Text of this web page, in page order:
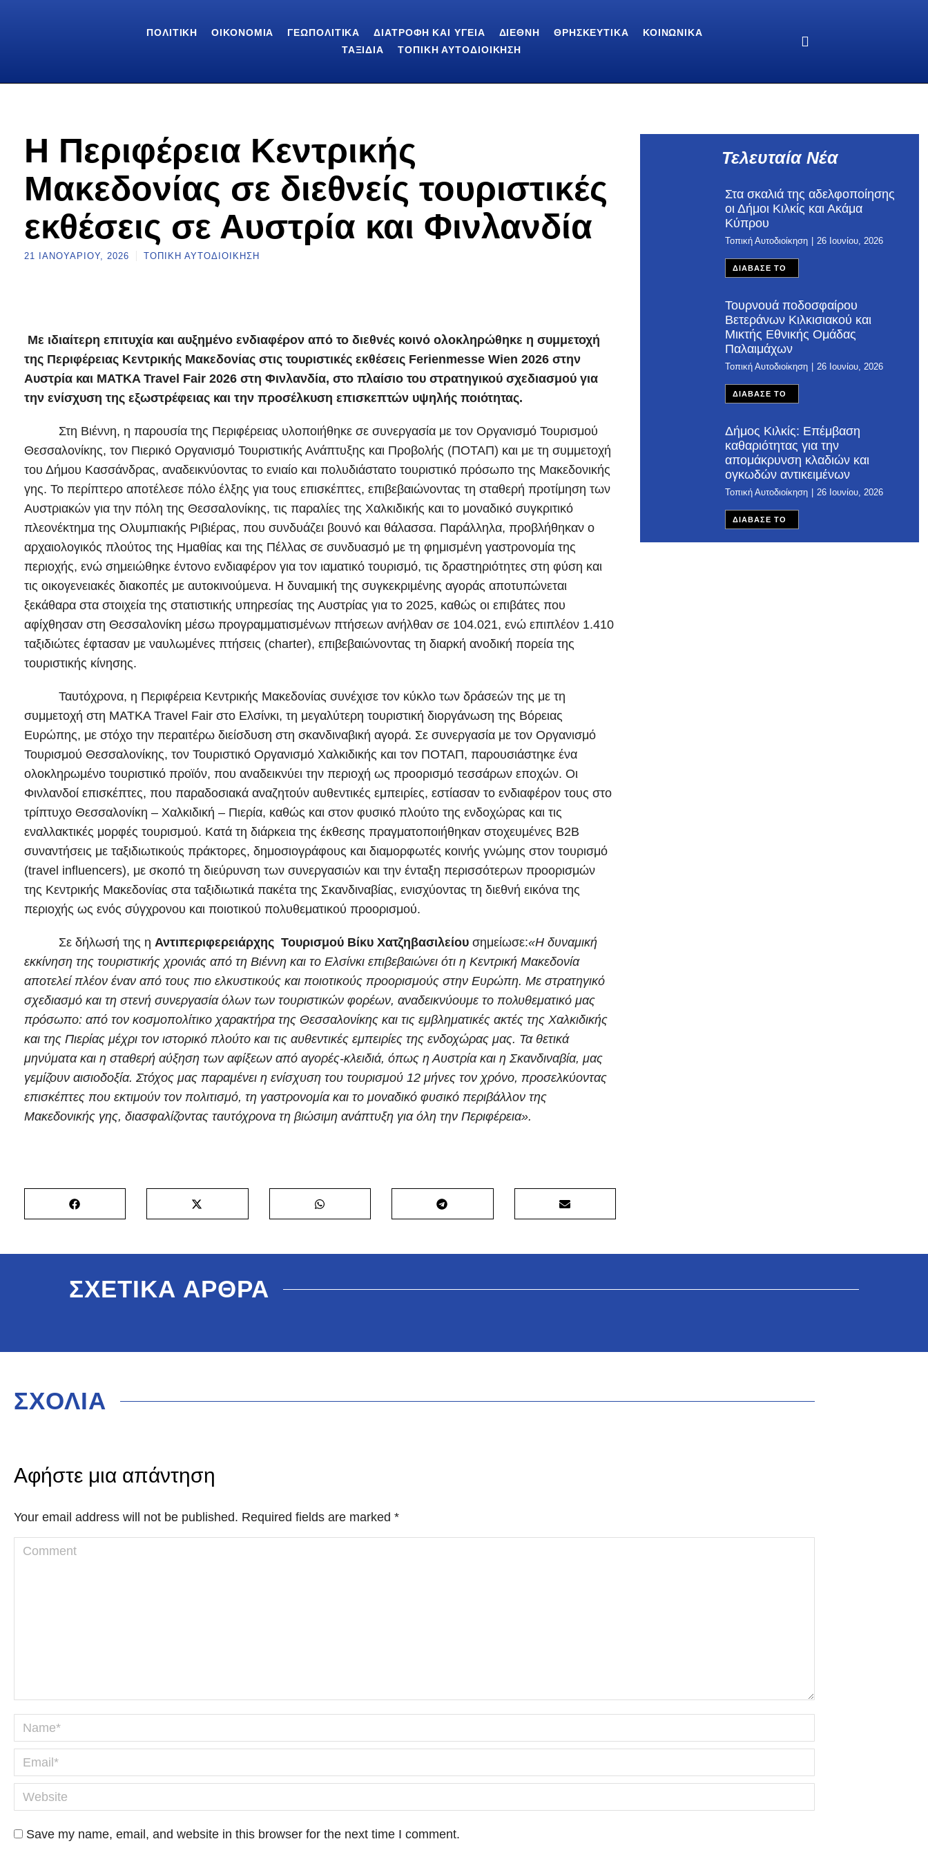
ΠΟΛΙΤΙΚΉ ΟΙΚΟΝΟΜΊΑ ΓΕΩΠΟΛΙΤΙΚΆ ΔΙΑΤΡΟΦΉ ΚΑΙ ΥΓΕΊΑ ΔΙΕΘΝΉ ΘΡΗΣΚΕΥΤΙΚΆ
ΚΟΙΝΩΝΙΚΆ
ΤΑΞΊΔΙΑ
ΤΟΠΙΚΉ ΑΥΤΟΔΙΟΊΚΗΣΗ
Η Περιφέρεια Κεντρικής
Μακεδονίας σε διεθνείς τουριστικές
εκθέσεις σε Αυστρία και Φινλανδία
21 ΙΑΝΟΥΑΡΊΟΥ, 2026 ΤΟΠΙΚΉ ΑΥΤΟΔΙΟΊΚΗΣΗ
Με ιδιαίτερη επιτυχία και αυξημένο ενδιαφέρον από το διεθνές κοινό ολοκληρώθηκε η συμμετοχή
της Περιφέρειας Κεντρικής Μακεδονίας στις τουριστικές εκθέσεις Ferienmesse Wien 2026 στην
Αυστρία και MATKA Travel Fair 2026 στη Φινλανδία, στο πλαίσιο του στρατηγικού σχεδιασμού για
την ενίσχυση της εξωστρέφειας και την προσέλκυση επισκεπτών υψηλής ποιότητας.
Στη Βιέννη, η παρουσία της Περιφέρειας υλοποιήθηκε σε συνεργασία με τον Οργανισμό Τουρισμού
Θεσσαλονίκης, τον Πιερικό Οργανισμό Τουριστικής Ανάπτυξης και Προβολής (ΠΟΤΑΠ) και με τη συμμετοχή
του Δήμου Κασσάνδρας, αναδεικνύοντας το ενιαίο και πολυδιάστατο τουριστικό πρόσωπο της Μακεδονικής
γης. Το περίπτερο αποτέλεσε πόλο έλξης για τους επισκέπτες, επιβεβαιώνοντας τη σταθερή προτίμηση των
Αυστριακών για την πόλη της Θεσσαλονίκης, τις παραλίες της Χαλκιδικής και το μοναδικό συγκριτικό
πλεονέκτημα της Ολυμπιακής Ριβιέρας, που συνδυάζει βουνό και θάλασσα. Παράλληλα, προβλήθηκαν ο
αρχαιολογικός πλούτος της Ημαθίας και της Πέλλας σε συνδυασμό με τη φημισμένη γαστρονομία της
περιοχής, ενώ σημειώθηκε έντονο ενδιαφέρον για τον ιαματικό τουρισμό, τις δραστηριότητες στη φύση και
τις οικογενειακές διακοπές με αυτοκινούμενα. Η δυναμική της συγκεκριμένης αγοράς αποτυπώνεται
ξεκάθαρα στα στοιχεία της στατιστικής υπηρεσίας της Αυστρίας για το 2025, καθώς οι επιβάτες που
αφίχθησαν στη Θεσσαλονίκη μέσω προγραμματισμένων πτήσεων ανήλθαν σε 104.021, ενώ επιπλέον 1.410
ταξιδιώτες έφτασαν με ναυλωμένες πτήσεις (charter), επιβεβαιώνοντας τη διαρκή ανοδική πορεία της
τουριστικής κίνησης.
Ταυτόχρονα, η Περιφέρεια Κεντρικής Μακεδονίας συνέχισε τον κύκλο των δράσεών της με τη
συμμετοχή στη MATKA Travel Fair στο Ελσίνκι, τη μεγαλύτερη τουριστική διοργάνωση της Βόρειας
Ευρώπης, με στόχο την περαιτέρω διείσδυση στη σκανδιναβική αγορά. Σε συνεργασία με τον Οργανισμό
Τουρισμού Θεσσαλονίκης, τον Τουριστικό Οργανισμό Χαλκιδικής και τον ΠΟΤΑΠ, παρουσιάστηκε ένα
ολοκληρωμένο τουριστικό προϊόν, που αναδεικνύει την περιοχή ως προορισμό τεσσάρων εποχών. Οι
Φινλανδοί επισκέπτες, που παραδοσιακά αναζητούν αυθεντικές εμπειρίες, εστίασαν το ενδιαφέρον τους στο
τρίπτυχο Θεσσαλονίκη – Χαλκιδική – Πιερία, καθώς και στον φυσικό πλούτο της ενδοχώρας και τις
εναλλακτικές μορφές τουρισμού. Κατά τη διάρκεια της έκθεσης πραγματοποιήθηκαν στοχευμένες B2B
συναντήσεις με ταξιδιωτικούς πράκτορες, δημοσιογράφους και διαμορφωτές κοινής γνώμης στον τουρισμό
(travel influencers), με σκοπό τη διεύρυνση των συνεργασιών και την ένταξη περισσότερων προορισμών
της Κεντρικής Μακεδονίας στα ταξιδιωτικά πακέτα της Σκανδιναβίας, ενισχύοντας τη διεθνή εικόνα της
περιοχής ως ενός σύγχρονου και ποιοτικού πολυθεματικού προορισμού.
Σε δήλωσή της η Αντιπεριφερειάρχης Τουρισμού Βίκυ Χατζηβασιλείου σημείωσε:«Η δυναμική
εκκίνηση της τουριστικής χρονιάς από τη Βιέννη και το Ελσίνκι επιβεβαιώνει ότι η Κεντρική Μακεδονία
αποτελεί πλέον έναν από τους πιο ελκυστικούς και ποιοτικούς προορισμούς στην Ευρώπη. Με στρατηγικό
σχεδιασμό και τη στενή συνεργασία όλων των τουριστικών φορέων, αναδεικνύουμε το πολυθεματικό μας
πρόσωπο: από τον κοσμοπολίτικο χαρακτήρα της Θεσσαλονίκης και τις εμβληματικές ακτές της Χαλκιδικής
και της Πιερίας μέχρι τον ιστορικό πλούτο και τις αυθεντικές εμπειρίες της ενδοχώρας μας. Τα θετικά
μηνύματα και η σταθερή αύξηση των αφίξεων από αγορές-κλειδιά, όπως η Αυστρία και η Σκανδιναβία, μας
γεμίζουν αισιοδοξία. Στόχος μας παραμένει η ενίσχυση του τουρισμού 12 μήνες τον χρόνο, προσελκύοντας
επισκέπτες που εκτιμούν τον πολιτισμό, τη γαστρονομία και το μοναδικό φυσικό περιβάλλον της
Μακεδονικής γης, διασφαλίζοντας ταυτόχρονα τη βιώσιμη ανάπτυξη για όλη την Περιφέρεια».
Τελευταία Νέα
Στα σκαλιά της αδελφοποίησης
οι Δήμοι Κιλκίς και Ακάμα
Κύπρου
Τοπική Αυτοδιοίκηση 26 Ιουνίου, 2026
ΔΙΑΒΑΣΕ ΤΟ
Τουρνουά ποδοσφαίρου
Βετεράνων Κιλκισιακού και
Μικτής Εθνικής Ομάδας
Παλαιμάχων
Τοπική Αυτοδιοίκηση 26 Ιουνίου, 2026
ΔΙΑΒΑΣΕ ΤΟ
Δήμος Κιλκίς: Επέμβαση
καθαριότητας για την
απομάκρυνση κλαδιών και
ογκωδών αντικειμένων
Τοπική Αυτοδιοίκηση 26 Ιουνίου, 2026
ΔΙΑΒΑΣΕ ΤΟ
ΣΧΕΤΙΚΑ ΑΡΘΡΑ
ΣΧΟΛΙΑ
Αφήστε μια απάντηση
Your email address will not be published. Required fields are marked *
Comment
Name *
Email *
Website
Save my name, email, and website in this browser for the next time I comment.